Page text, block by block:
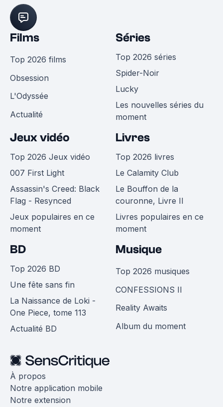
Films
Top 2026 films
Obsession
L'Odyssée
Actualité
Séries
Top 2026 séries
Spider-Noir
Lucky
Les nouvelles séries du
moment
Jeux vidéo
Top 2026 Jeux vidéo
007 First Light
Assassin's Creed: Black
Flag - Resynced
Jeux populaires en ce
moment
Livres
Top 2026 livres
Le Calamity Club
Le Bouffon de la
couronne, Livre II
Livres populaires en ce
moment
BD
Top 2026 BD
Une fête sans fin
La Naissance de Loki -
One Piece, tome 113
Actualité BD
Musique
Top 2026 musiques
CONFESSIONS II
Reality Awaits
Album du moment
À propos
Notre application mobile
Notre extension